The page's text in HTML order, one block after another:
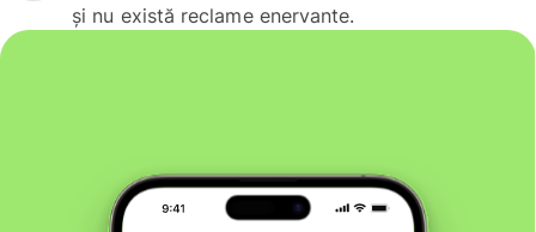
și nu există reclame enervante.